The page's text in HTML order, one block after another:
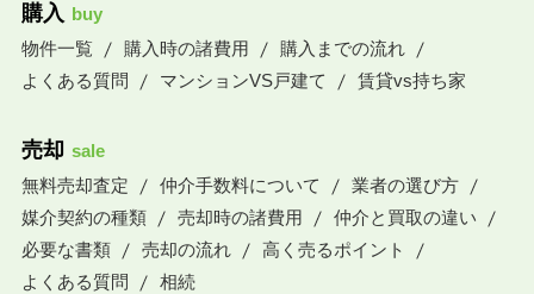
購入 buy
物件一覧
購入時の諸費用
購入までの流れ
よくある質問
マンションVS戸建て 賃貸vs持ち家
売却 sale
無料売却査定
仲介手数料について
業者の選び方
媒介契約の種類
売却時の諸費用
仲介と買取の違い
必要な書類
売却の流れ
高く売るポイント
よくある質問
相続